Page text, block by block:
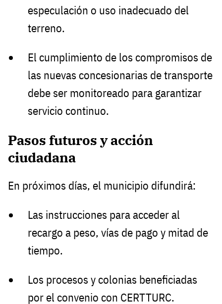
especulación o uso inadecuado del
terreno.
El cumplimiento de los compromisos de
las nuevas concesionarias de transporte
debe ser monitoreado para garantizar
servicio continuo.
Pasos futuros y acción
ciudadana
En próximos días, el municipio difundirá:
Las instrucciones para acceder al
recargo a peso, vías de pago y mitad de
tiempo.
Los procesos y colonias beneficiadas
por el convenio con CERTTURC.